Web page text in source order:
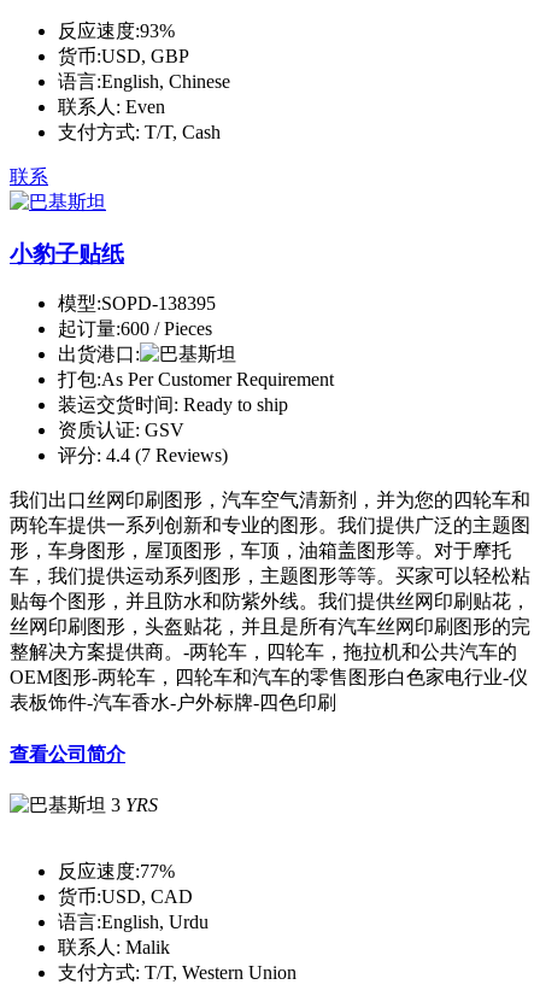
反应速度:93%
货币:USD, GBP
语言:English, Chinese
联系人: Even
支付方式: T/T, Cash
联系
小豹子贴纸
模型:SOPD-138395
起订量:600 / Pieces
出货港口:
打包:As Per Customer Requirement
装运交货时间: Ready to ship
资质认证: GSV
评分: 4.4 (7 Reviews)
我们出口丝网印刷图形，汽车空气清新剂，并为您的四轮车和
两轮车提供一系列创新和专业的图形。我们提供广泛的主题图
形，车身图形，屋顶图形，车顶，油箱盖图形等。对于摩托
车，我们提供运动系列图形，主题图形等等。买家可以轻松粘
贴每个图形，并且防水和防紫外线。我们提供丝网印刷贴花，
丝网印刷图形，头盔贴花，并且是所有汽车丝网印刷图形的完
整解决方案提供商。-两轮车，四轮车，拖拉机和公共汽车的
OEM图形-两轮车，四轮车和汽车的零售图形白色家电行业-仪
表板饰件-汽车香水-户外标牌-四色印刷
查看公司简介
3 YRS
反应速度:77%
货币:USD, CAD
语言:English, Urdu
联系人: Malik
支付方式: T/T, Western Union